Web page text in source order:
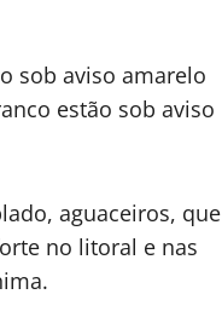
sob aviso amarelo
estão sob aviso
aguaceiros, que
no litoral e nas